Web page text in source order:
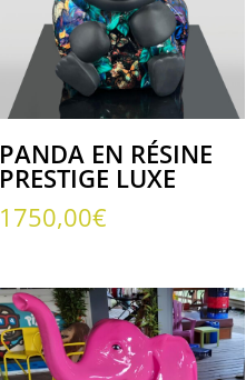
PANDA EN RÉSINE
PRESTIGE LUXE
1750,00€